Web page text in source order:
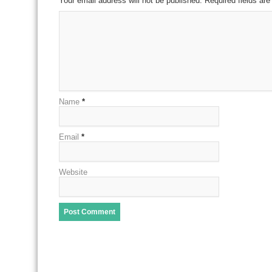
Name *
Email *
Website